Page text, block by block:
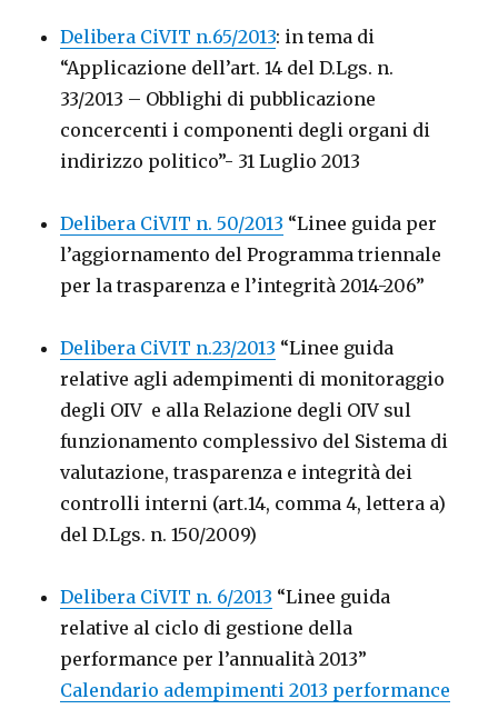
Delibera CiVIT n.65/2013: in tema di
“Applicazione dell’art. 14 del D.Lgs. n.
33/2013 – Obblighi di pubblicazione
concercenti i componenti degli organi di
indirizzo politico”- 31 Luglio 2013
Delibera CiVIT n. 50/2013 “Linee guida per
l’aggiornamento del Programma triennale
per la trasparenza e l’integrità 2014-206”
Delibera CiVIT n.23/2013 “Linee guida
relative agli adempimenti di monitoraggio
degli OIV e alla Relazione degli OIV sul
funzionamento complessivo del Sistema di
valutazione, trasparenza e integrità dei
controlli interni (art.14, comma 4, lettera a)
del D.Lgs. n. 150/2009)
Delibera CiVIT n. 6/2013 “Linee guida
relative al ciclo di gestione della
performance per l’annualità 2013”
Calendario adempimenti 2013 performance